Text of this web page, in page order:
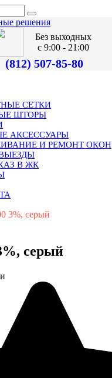
Без выходных
с 9:00 - 21:00
(812) 507-85-80
СЕТКИ
ШТОРЫ
АКСЕССУАРЫ
И РЕМОНТ ОКОН
В ЖК
3%, серый
серый